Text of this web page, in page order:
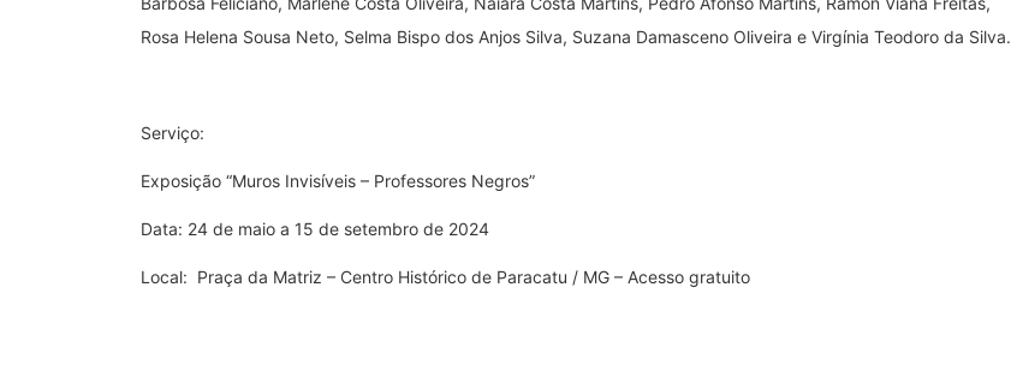
Rosa Helena Sousa Neto, Selma Bispo dos Anjos Silva, Suzana Damasceno Oliveira e Virgínia Teodoro da Silva.
Serviço:
Exposição “Muros Invisíveis – Professores Negros”
Data: 24 de maio a 15 de setembro de 2024
Local: Praça da Matriz – Centro Histórico de Paracatu / MG – Acesso gratuito